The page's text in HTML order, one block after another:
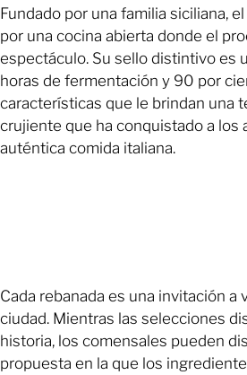
Fundado por una familia siciliana,
por una cocina abierta donde el
espectáculo. Su sello distintivo es
horas de fermentación y 90 por
características que le brindan una
crujiente que ha conquistado a los
auténtica comida italiana.
Cada rebanada es una invitación a
ciudad. Mientras las selecciones
historia, los comensales pueden
propuesta en la que los